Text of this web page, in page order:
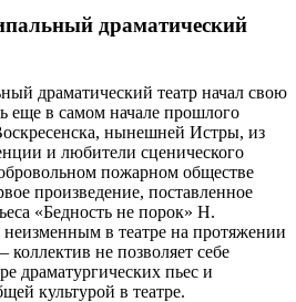
драматический
драматический театр начал свою
еще в самом начале прошлого
нынешней Истры, из
и любители сценического
пожарном обществе
произведение, поставленное
«Бедность не порок» Н.
в театре на протяжении
коллектив не позволяет себе
драматургических пьес и
культурой в театре.